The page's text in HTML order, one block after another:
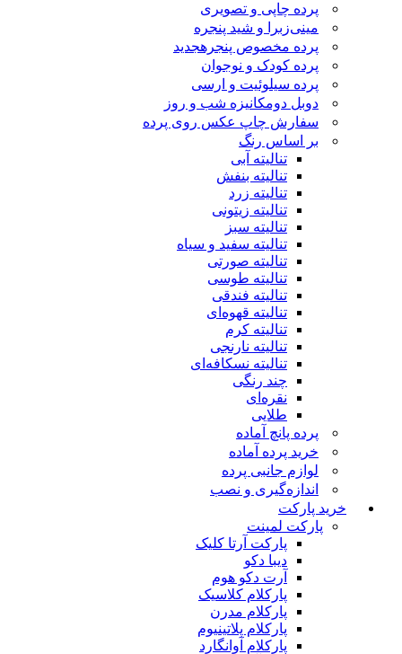
پرده چاپی و تصویری
مینی‌زبرا و شید پنجره
پرده مخصوص پنجره جدید
پرده کودک و نوجوان
پرده سیلوئیت و ارسی
دوبل دومکانیزه شب و روز
سفارش چاپ عکس روی پرده
بر اساس رنگ
تنالیته آبی
تنالیته بنفش
تنالیته زرد
تنالیته زیتونی
تنالیته سبز
تنالیته سفید و سیاه
تنالیته صورتی
تنالیته طوسی
تنالیته فندقی
تنالیته قهوه‌ای
تنالیته کرم
تنالیته نارنجی
تنالیته نسکافه‌ای
چند رنگی
نقره‌ای
طلایی
پرده پانچ آماده
خرید پرده آماده
لوازم جانبی پرده
اندازه‌گیری و نصب
خرید پارکت
پارکت لمینت
پارکت آرتا کلیک
دیبا دکو
آرت دکو هوم
پارکلام کلاسیک
پارکلام مدرن
پارکلام پلاتینیوم
پارکلام آوانگارد